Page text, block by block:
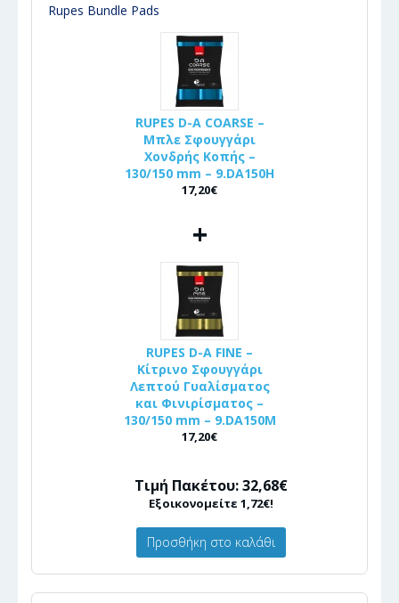
Rupes Bundle Pads
RUPES D-A COARSE –
Μπλε Σφουγγάρι
Χονδρής Κοπής –
130/150 mm – 9.DA150H
17,20€
+
RUPES D-A FINE –
Κίτρινο Σφουγγάρι
Λεπτού Γυαλίσματος
και Φινιρίσματος –
130/150 mm – 9.DA150M
17,20€
Τιμή Πακέτου: 32,68€
Εξοικονομείτε 1,72€!
Προσθήκη στο καλάθι